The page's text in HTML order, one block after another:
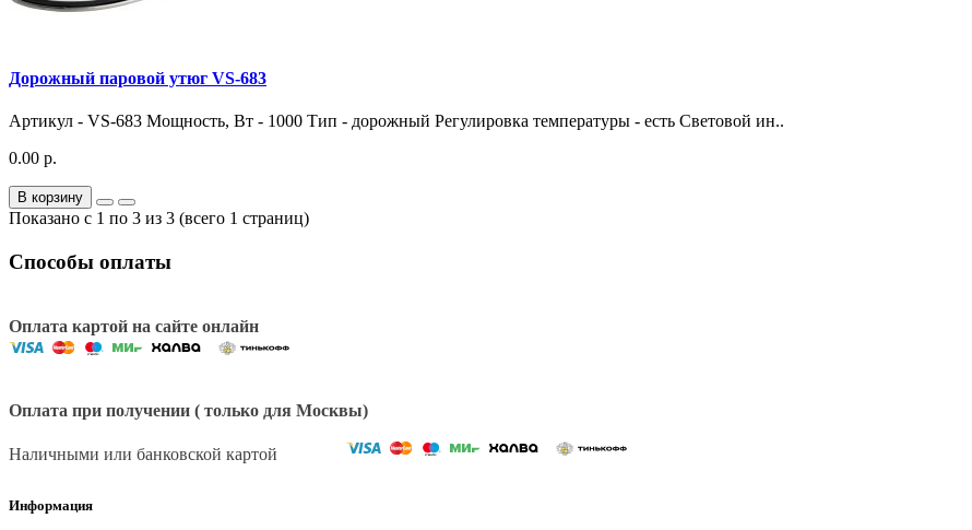
Дорожный паровой утюг VS-683
Артикул - VS-683 Мощность, Вт - 1000 Тип - дорожный Регулировка температуры - есть Световой ин..
0.00 р.
В корзину
Показано с 1 по 3 из 3 (всего 1 страниц)
Способы оплаты
Оплата картой на сайте онлайн
Оплата при получении ( только для Москвы)
Наличными или банковской картой
Информация